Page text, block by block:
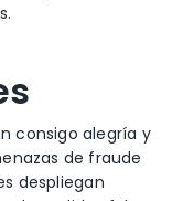
consigo alegría y
de fraude
despliegan